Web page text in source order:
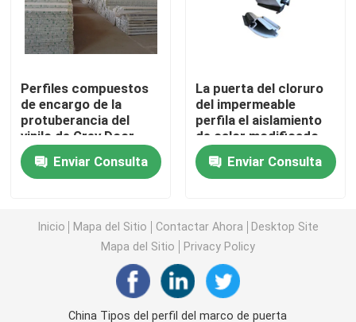
Perfiles de la protuberancia de UPVC
ventana del marco del upvc
ventana de desplazamiento del upvc
Puerta francesa de UPVC
Puertas de aluminio de la rotura termal
Perfiles compuestos
de encargo de la
protuberancia del
vinilo de Grey Door
Profile Heat Insulation
Enviar Consulta
La puerta del cloruro
del impermeable
perfila el aislamiento
de calor modificado
para requisitos
particulares
Enviar Consulta
Inicio Mapa del Sitio Contactar Ahora
Desktop Site
Mapa del Sitio
Privacy Policy
China Tipos del perfil del marco de puerta